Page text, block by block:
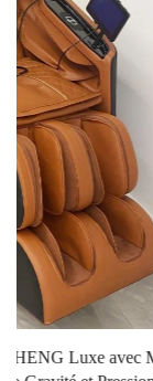
2025 Fauteuil